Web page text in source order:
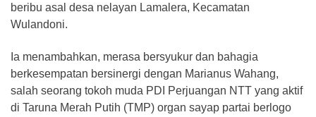
beribu asal desa nelayan Lamalera, Kecamatan
Wulandoni.
Ia menambahkan, merasa bersyukur dan bahagia
berkesempatan bersinergi dengan Marianus Wahang,
salah seorang tokoh muda PDI Perjuangan NTT yang aktif
di Taruna Merah Putih (TMP) organ sayap partai berlogo